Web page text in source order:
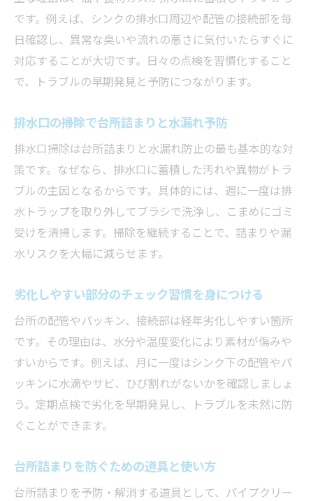
長く安心して使うための台所詰まり予防
家族全員で共有したい水回りのルール
万が一の時に備える心構えと対策の大切さ
です。例えば、シンクの排水口周辺や配管の接続部を毎
日確認し、異常な臭いや流れの悪さに気付いたらすぐに
対応することが大切です。日々の点検を習慣化すること
で、トラブルの早期発見と予防につながります。
排水口の掃除で台所詰まりと水漏れ予防
排水口掃除は台所詰まりと水漏れ防止の最も基本的な対
策です。なぜなら、排水口に蓄積した汚れや異物がトラ
ブルの主因となるからです。具体的には、週に一度は排
水トラップを取り外してブラシで洗浄し、こまめにゴミ
受けを清掃します。掃除を継続することで、詰まりや漏
水リスクを大幅に減らせます。
劣化しやすい部分のチェック習慣を身につける
台所の配管やパッキン、接続部は経年劣化しやすい箇所
です。その理由は、水分や温度変化により素材が傷みや
すいからです。例えば、月に一度はシンク下の配管やパ
ッキンに水滴やサビ、ひび割れがないかを確認しましょ
う。定期点検で劣化を早期発見し、トラブルを未然に防
ぐことができます。
台所詰まりを防ぐための道具と使い方
台所詰まりを予防・解消する道具として、パイプクリー